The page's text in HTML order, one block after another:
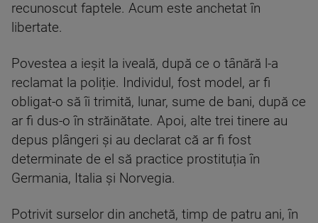
recunoscut faptele. Acum este anchetat în
libertate.
Povestea a ieșit la iveală, după ce o tânără l-a
reclamat la poliție. Individul, fost model, ar fi
obligat-o să îi trimită, lunar, sume de bani, după ce
ar fi dus-o în străinătate. Apoi, alte trei tinere au
depus plângeri și au declarat că ar fi fost
determinate de el să practice prostituția în
Germania, Italia şi Norvegia.
Potrivit surselor din anchetă, timp de patru ani, în